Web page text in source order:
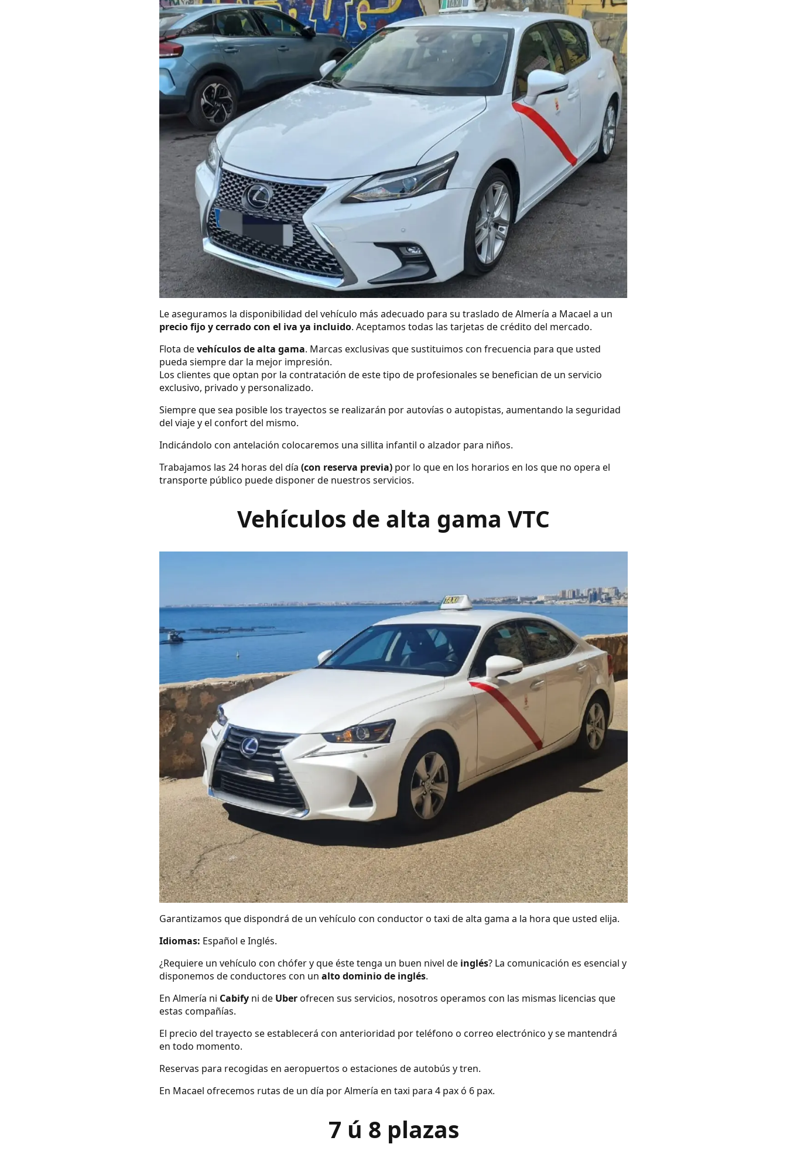
Le aseguramos la disponibilidad del vehículo más adecuado para su traslado de Almería a Macael a un
precio fijo y cerrado con el iva ya incluido. Aceptamos todas las tarjetas de crédito del mercado.
Flota devehículos de alta gama. Marcas exclusivas que sustituimos con frecuencia para que usted
pueda siempre dar la mejor impresión.
Los clientes que optan por la contratación de este tipo de profesionales se benefician de un servicio
exclusivo, privado y personalizado.
Siempre que sea posible los trayectos se realizarán por autovías o autopistas, aumentando la seguridad
del viaje y el confort del mismo.
Indicándolo con antelación colocaremos una sillita infantil o alzador para niños.
Trabajamos las 24 horas del día (con reserva previa) por lo que en los horarios en los que no opera el
transporte público puede disponer de nuestros servicios.
Vehículos de alta gama VTC
Garantizamos que dispondrá de un vehículo con conductor o taxi de alta gama a la hora que usted elija.
Idiomas: Español e Inglés.
¿Requiere un vehículo con chófer y que éste tenga un buen nivel de inglés? La comunicación es esencial y
disponemos de conductores con un alto dominio de inglés.
En Almería ni Cabify ni de Uberofrecen sus servicios, nosotros operamos con las mismas licencias que
estas compañías.
El precio del trayecto se establecerá con anterioridad por teléfono o correo electrónico y se mantendrá
en todo momento.
Reservas para recogidas en aeropuertos o estaciones de autobús y tren.
En Macael ofrecemos rutas de un día por Almería en taxi para 4 pax ó 6 pax.
7 ú 8 plazas